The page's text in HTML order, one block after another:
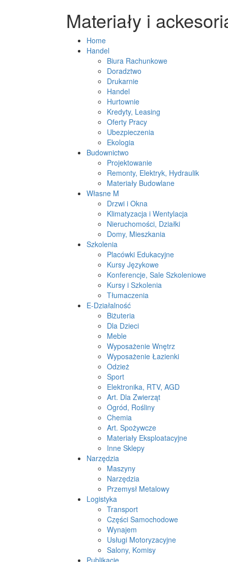
Materiały i
Home
Handel
Biura Rachunkowe
Doradztwo
Drukarnie
Handel
Hurtownie
Kredyty, Leasing
Oferty Pracy
Ubezpieczenia
Ekologia
Budownictwo
Projektowanie
Remonty, Elektryk, Hydraulik
Materiały Budowlane
Własne M
Drzwi i Okna
Klimatyzacja i Wentylacja
Nieruchomości, Działki
Domy, Mieszkania
Szkolenia
Placówki Edukacyjne
Kursy Językowe
Konferencje, Sale Szkoleniowe
Kursy i Szkolenia
Tłumaczenia
E-Działalność
Biżuteria
Dla Dzieci
Meble
Wyposażenie Wnętrz
Wyposażenie Łazienki
Odzież
Sport
Elektronika, RTV, AGD
Art. Dla Zwierząt
Ogród, Rośliny
Chemia
Art. Spożywcze
Materiały Eksploatacyjne
Inne Sklepy
Narzędzia
Maszyny
Narzędzia
Przemysł Metalowy
Logistyka
Transport
Części Samochodowe
Wynajem
Usługi Motoryzacyjne
Salony, Komisy
Publikacje